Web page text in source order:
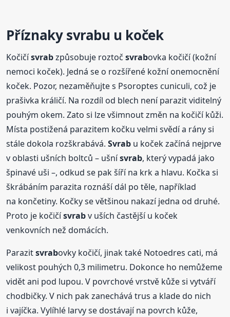
Příznakysvrabu u koček
Kočičísvrabzpůsobuje roztočsvrabovka kočičí (kožní
nemoci koček). Jedná se o rozšířené kožní onemocnění
koček. Pozor, nezaměňujte s Psoroptes cuniculi, což je
prašivka králičí. Na rozdíl od blech není parazit viditelný
pouhým okem. Zato si lze všimnout změn na kočičí kůži.
Místa postižená parazitem kočku velmi svědí a rány si
stále dokola rozškrabává.Svrab u koček začíná nejprve
v oblasti ušních boltců – ušnísvrab, který vypadá jako
špinavé uši –, odkud se pak šíří na krk a hlavu. Kočka si
škrábáním parazita roznáší dál po těle, například
na končetiny. Kočky se většinou nakazí jedna od druhé.
Proto je kočičísvrabv uších častější u koček
venkovních než domácích.
Parazitsvrabovky kočičí, jinak také Notoedres cati, má
velikost pouhých 0,3 milimetru. Dokonce ho nemůžeme
vidět ani pod lupou. V povrchové vrstvě kůže si vytváří
chodbičky. V nich pak zanechává trus a klade do nich
i vajíčka. Vylíhlé larvy se dostávají na povrch kůže,